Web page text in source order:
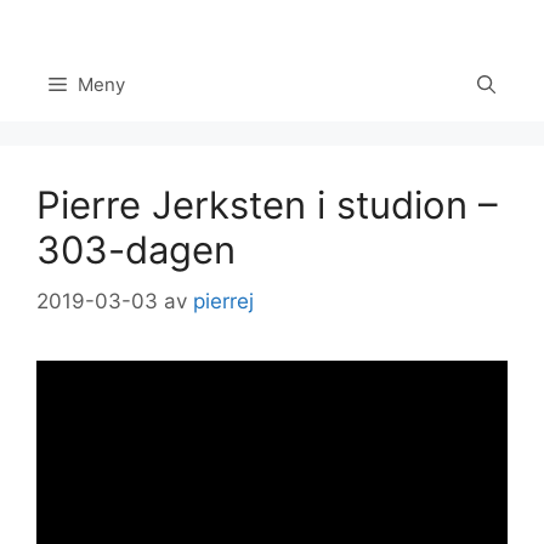
innehåll Meny
Pierre Jerksten i studion –
303-dagen
2019-03-03 av pierrej